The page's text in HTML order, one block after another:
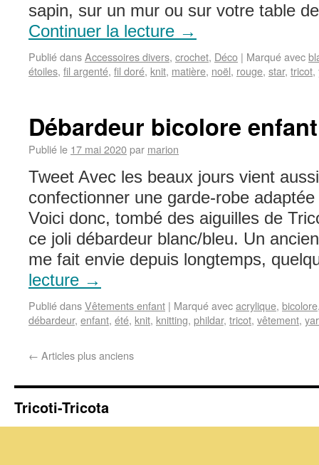
sapin, sur un mur ou sur votre table
Continuer la lecture →
Publié dansAccessoires divers, crochet, Déco | Marqué avec
étoiles, fil argenté, fil doré, knit, matière, noël, rouge, star, tricot,
Débardeur bicolore enfant
Publié le 17 mai 2020par marion
Tweet Avec les beaux jours vient
confectionner une garde-robe
Voici donc, tombé des aiguilles de
ce joli débardeur blanc/bleu. Un
me fait envie depuis longtemps,
lecture →
Publié dansVêtements enfant | Marqué avecacrylique, bicolore
débardeur, enfant, été, knit, knitting, phildar, tricot, vêtement,
← Articles plus anciens
Tricoti-Tricota